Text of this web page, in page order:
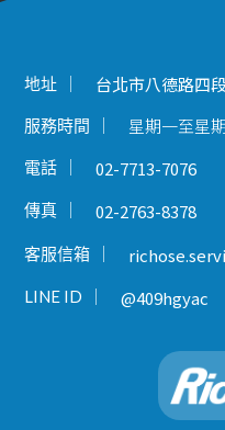
地址 台北市八德路四
服務時間 星期一至星
電話 02-7713-7076
傳真 02-2763-8378
客服信箱
LINE ID @409hgyac